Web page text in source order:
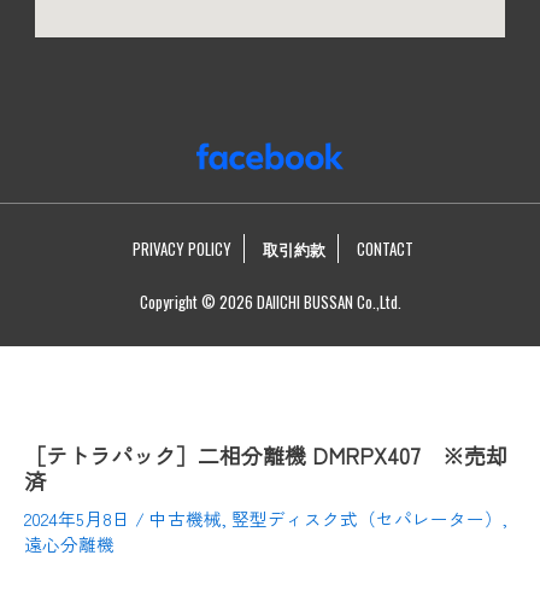
PRIVACY POLICY 取引約款 CONTACT
Copyright © 2026 DAIICHI BUSSAN Co.,Ltd.
［テトラパック］二相分離機 DMRPX407 ※売却
済
2024年5月8日 / 中古機械, 竪型ディスク式（セパレーター） ,
遠心分離機